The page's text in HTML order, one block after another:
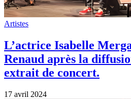
Artistes
L’actrice Isabelle
Renaud après la
extrait de concert.
17 avril 2024